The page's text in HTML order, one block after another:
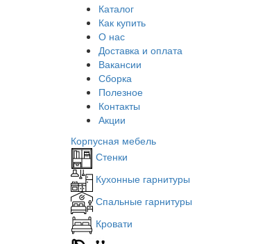
Каталог
Как купить
О нас
Доставка и оплата
Вакансии
Сборка
Полезное
Контакты
Акции
Корпусная мебель
Стенки
Кухонные гарнитуры
Спальные гарнитуры
Кровати